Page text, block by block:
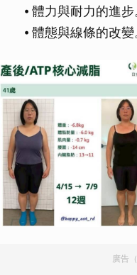
⦁ 體力與耐力的進步
⦁ 體態與線條的改變
廣告